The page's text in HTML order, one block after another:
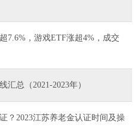
7.6%，游戏ETF涨超4%，成交
总（2021-2023年）
？2023江苏养老金认证时间及操